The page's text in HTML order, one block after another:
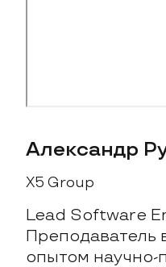
Александр
X5 Group
Lead Software
опытом научно-